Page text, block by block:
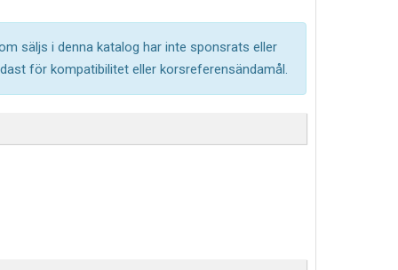
säljs i denna katalog har inte sponsrats eller
för kompatibilitet eller korsreferensändamål.